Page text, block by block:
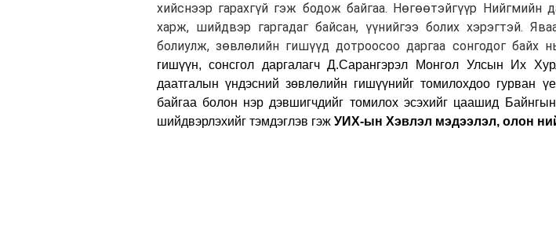
хийснээр гарахгүй гэж бодож байгаа. Нөгөөтэйгүүр
харж, шийдвэр гаргадаг байсан, үүнийгээ болих хэрэгтэй.
болиулж, зөвлөлийн гишүүд дотроосоо даргаа сонгодог байх
гишүүн, сонсгол даргалагч Д.Сарангэрэл Монгол Улсын Их
даатгалын үндэсний зөвлөлийн гишүүнийг томилохдоо гурван
байгаа болон нэр дэвшигчдийг томилох эсэхийг цаашид
шийдвэрлэхийг тэмдэглэв гэж УИХ-ын Хэвлэл мэдээлэл, олон